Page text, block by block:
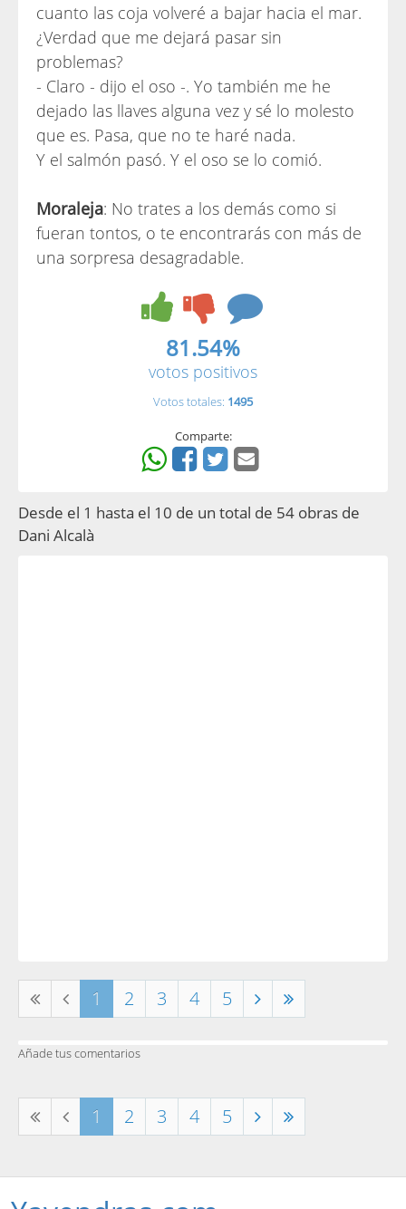
cuanto las coja volveré a bajar hacia el mar.
¿Verdad que me dejará pasar sin
problemas?
- Claro - dijo el oso -. Yo también me he
dejado las llaves alguna vez y sé lo molesto
que es. Pasa, que no te haré nada.
Y el salmón pasó. Y el oso se lo comió.
Moraleja: No trates a los demás como si
fueran tontos, o te encontrarás con más de
una sorpresa desagradable.
81.54%
votos positivos
Votos totales: 1495
Comparte:
Desde el 1 hasta el 10 de un total de 54 obras de
Dani Alcalà
1 2 3 4 5
Añade tus comentarios
1 2 3 4 5